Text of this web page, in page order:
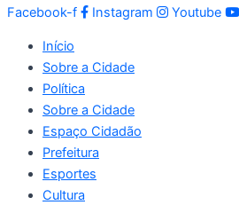
Facebook-f Instagram Youtube
Início
Sobre a Cidade
Política
Sobre a Cidade
Espaço Cidadão
Prefeitura
Esportes
Cultura